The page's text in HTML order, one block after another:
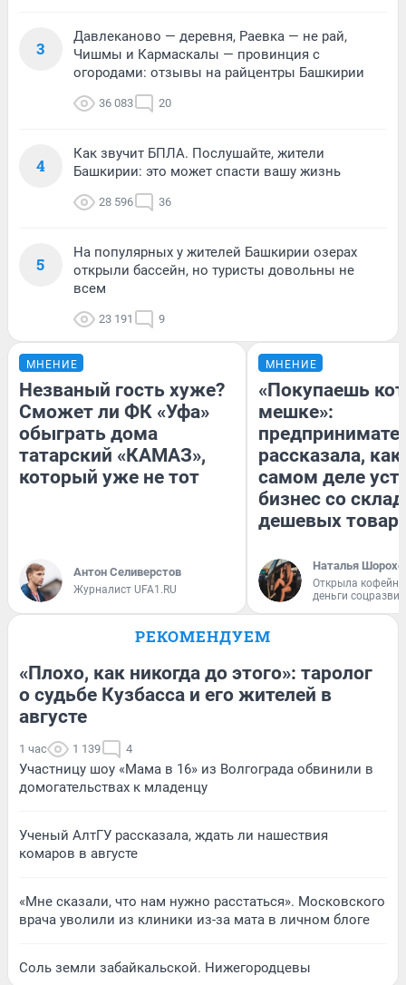
3
Давлеканово — деревня, Раевка — не рай,
Чишмы и Кармаскалы — провинция с
огородами: отзывы на райцентры Башкирии
36 083 20
4
Как звучит БПЛА. Послушайте, жители
Башкирии: это может спасти вашу жизнь
28 596 36
5
На популярных у жителей Башкирии озерах
открыли бассейн, но туристы довольны не
всем
23 191 9
МНЕНИЕ
Незваный гость хуже?
Сможет ли ФК «Уфа»
обыграть дома
татарский «КАМАЗ»,
который уже не тот
Антон Селиверстов
Журналист UFA1.RU
МНЕНИЕ
«Покупаешь
мешке»:
рассказала, как
самом деле
бизнес со
дешевых
Наталья
Открыла
деньги
РЕКОМЕНДУЕМ
«Плохо, как никогда до этого»: таролог
о судьбе Кузбасса и его жителей в
августе
1 час 1 139 4
Участницу шоу «Мама в 16» из Волгограда обвинили в
домогательствах к младенцу
Ученый АлтГУ рассказала, ждать ли нашествия
комаров в августе
«Мне сказали, что нам нужно расстаться». Московского
врача уволили из клиники из-за мата в личном блоге
Соль земли забайкальской. Нижегородцевы